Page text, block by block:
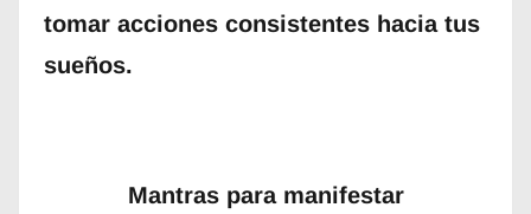
tomar acciones consistentes hacia tus
sueños.
Mantras para manifestar